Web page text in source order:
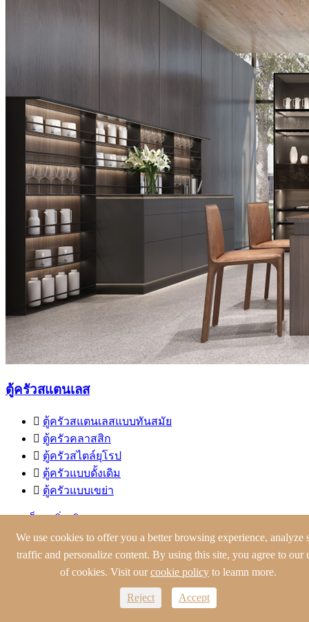
ตู้ครัวสแตนเลส
 ตู้ครัวสแตนเลสแบบทันสมัย
 ตู้ครัวคลาสสิก
 ตู้ครัวสไตล์ยุโรป
 ตู้ครัวแบบดั้งเดิม
 ตู้ครัวแบบเขย่า
การเช็คดูเพิ่มเติม
We use cookies to offer you a better browsing experience, analyze
traffic and personalize content. By using this site, you agree to our
of cookies. Visit ourcookie policy to leamn more.
Reject Accept